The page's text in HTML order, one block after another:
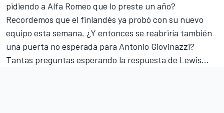
pidiendo a Alfa Romeo que lo preste un año?
Recordemos que el finlandés ya probó con su nuevo
equipo esta semana. ¿Y entonces se reabriría también
una puerta no esperada para Antonio Giovinazzi?
Tantas preguntas esperando la respuesta de Lewis...